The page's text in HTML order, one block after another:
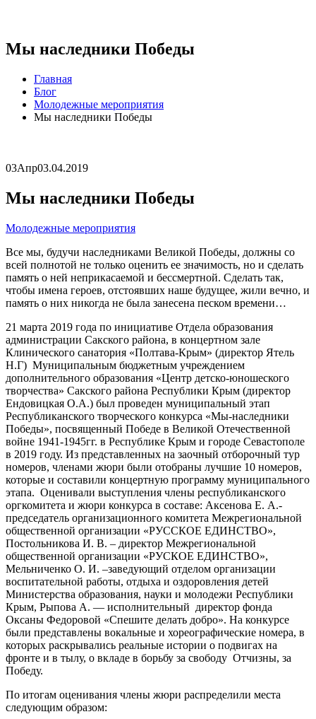
Мы наследники Победы
Главная
Блог
Молодежные мероприятия
Мы наследники Победы
03Апр03.04.2019
Мы наследники Победы
Молодежные мероприятия
Все мы, будучи наследниками Великой Победы, должны со
всей полнотой не только оценить ее значимость, но и сделать
память о ней неприкасаемой и бессмертной. Сделать так,
чтобы имена героев, отстоявших наше будущее, жили вечно, и
память о них никогда не была занесена песком времени…
21 марта 2019 года по инициативе Отдела образования
администрации Сакского района, в концертном зале
Клинического санатория «Полтава-Крым» (директор Ятель
Н.Г) Муниципальным бюджетным учреждением
дополнительного образования «Центр детско-юношеского
творчества» Сакского района Республики Крым (директор
Ендовицкая О.А.) был проведен муниципальный этап
Республиканского творческого конкурса «Мы-наследники
Победы», посвященный Победе в Великой Отечественной
войне 1941-1945гг. в Республике Крым и городе Севастополе
в 2019 году. Из представленных на заочный отборочный тур
номеров, членами жюри были отобраны лучшие 10 номеров,
которые и составили концертную программу муниципального
этапа. Оценивали выступления члены республиканского
оргкомитета и жюри конкурса в составе: Аксенова Е. А.-
председатель организационного комитета Межрегиональной
общественной организации «РУССКОЕ ЕДИНСТВО»,
Постольникова И. В. – директор Межрегиональной
общественной организации «РУСКОЕ ЕДИНСТВО»,
Мельниченко О. И. –заведующий отделом организации
воспитательной работы, отдыха и оздоровления детей
Министерства образования, науки и молодежи Республики
Крым, Рыпова А. — исполнительный директор фонда
Оксаны Федоровой «Спешите делать добро». На конкурсе
были представлены вокальные и хореографические номера, в
которых раскрывались реальные истории о подвигах на
фронте и в тылу, о вкладе в борьбу за свободу Отчизны, за
Победу.
По итогам оценивания члены жюри распределили места
следующим образом: